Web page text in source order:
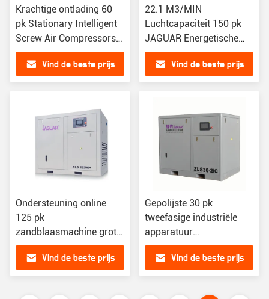
Krachtige ontlading 60
pk Stationary Intelligent
Screw Air Compressors
voor configuratie
Vind de beste prijs
22.1 M3/MIN
Luchtcapaciteit 150 pk
JAGUAR Energetische
uitlaat schroef
luchtcompressor
Krachtig
Vind de beste prijs
Ondersteuning online
125 pk
zandblaasmachine grote
schroef luchtcompressor
Vind de beste prijs
Gepolijste 30 pk
tweefasige industriële
apparatuur
schroefluchtcompressor
voor luchtgas
Vind de beste prijs